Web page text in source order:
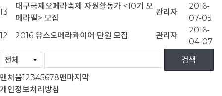
13
대구국제오페라축제 자원활동가 <10기 오
페라필> 모집
관리자
2016-
07-05
12
2016 유스오페라콰이어 단원 모집 관리자
2016-
04-07
맨처음12345678맨마지막
개인정보처리방침